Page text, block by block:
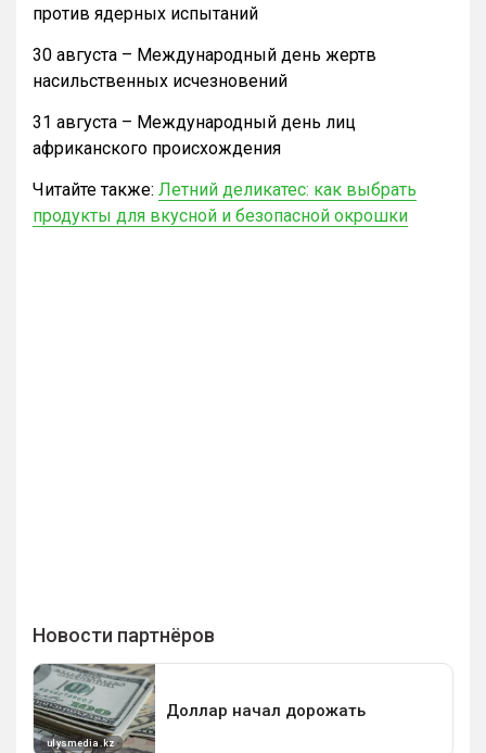
против ядерных испытаний
30 августа – Международный день жертв
насильственных исчезновений
31 августа – Международный день лиц
африканского происхождения
Читайте также: Летний деликатес: как выбрать
продукты для вкусной и безопасной окрошки